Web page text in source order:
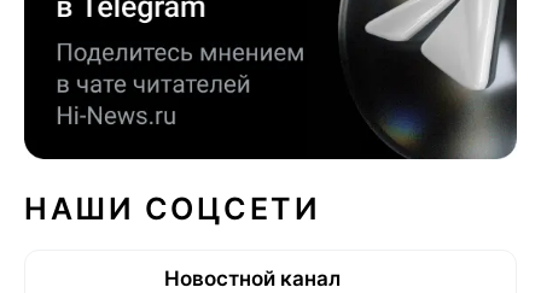
НАШИ СОЦСЕТИ
Новостной канал